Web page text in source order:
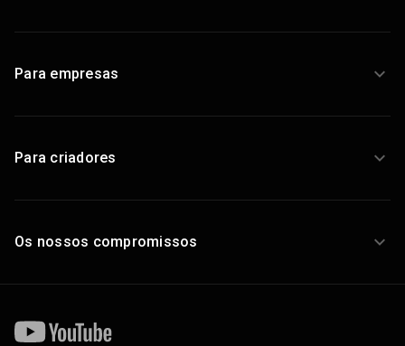
Para empresas
Para criadores
Os nossos compromissos